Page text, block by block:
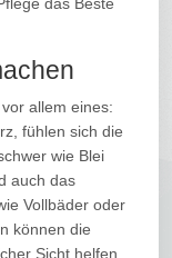
das Beste
allem eines:
fühlen sich die
wie Blei
auch das
Vollbäder oder
können die
Sicht helfen